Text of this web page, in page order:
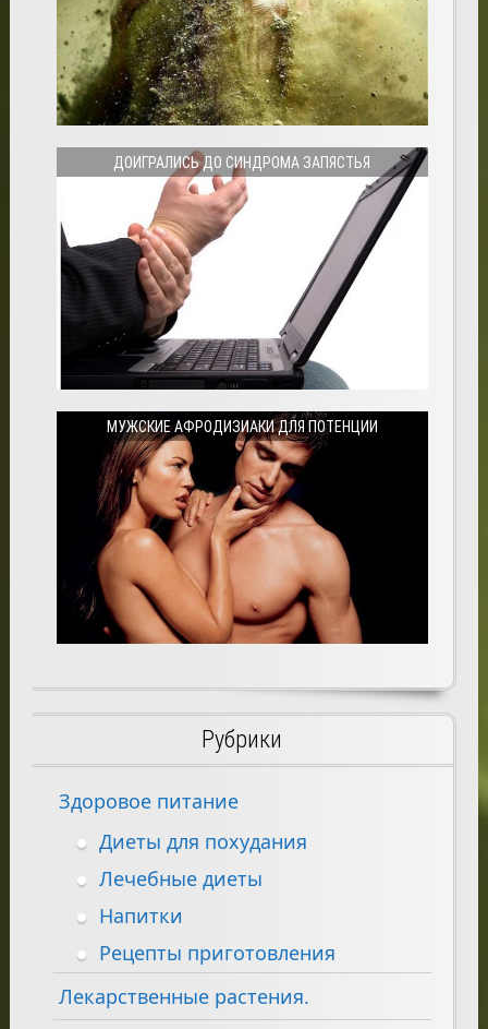
ДОИГРАЛИСЬ ДО СИНДРОМА ЗАПЯСТЬЯ
МУЖСКИЕ АФРОДИЗИАКИ ДЛЯ ПОТЕНЦИИ
Рубрики
Здоровое питание
Диеты для похудания
Лечебные диеты
Напитки
Рецепты приготовления
Лекарственные растения.